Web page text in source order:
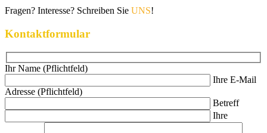
Fragen? Interesse? Schreiben Sie UNS!
Kontaktformular
Ihr Name (Pflichtfeld)
Ihre E-Mail
Adresse (Pflichtfeld)
Betreff
Ihre